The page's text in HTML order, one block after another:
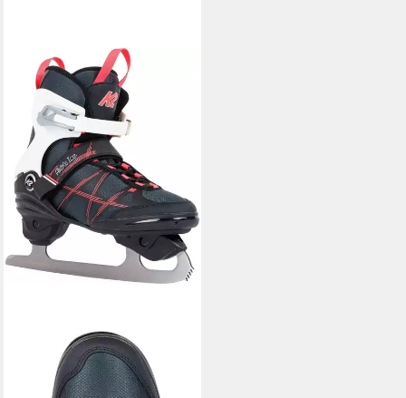
Schlittschuhe
ab 118,99 €